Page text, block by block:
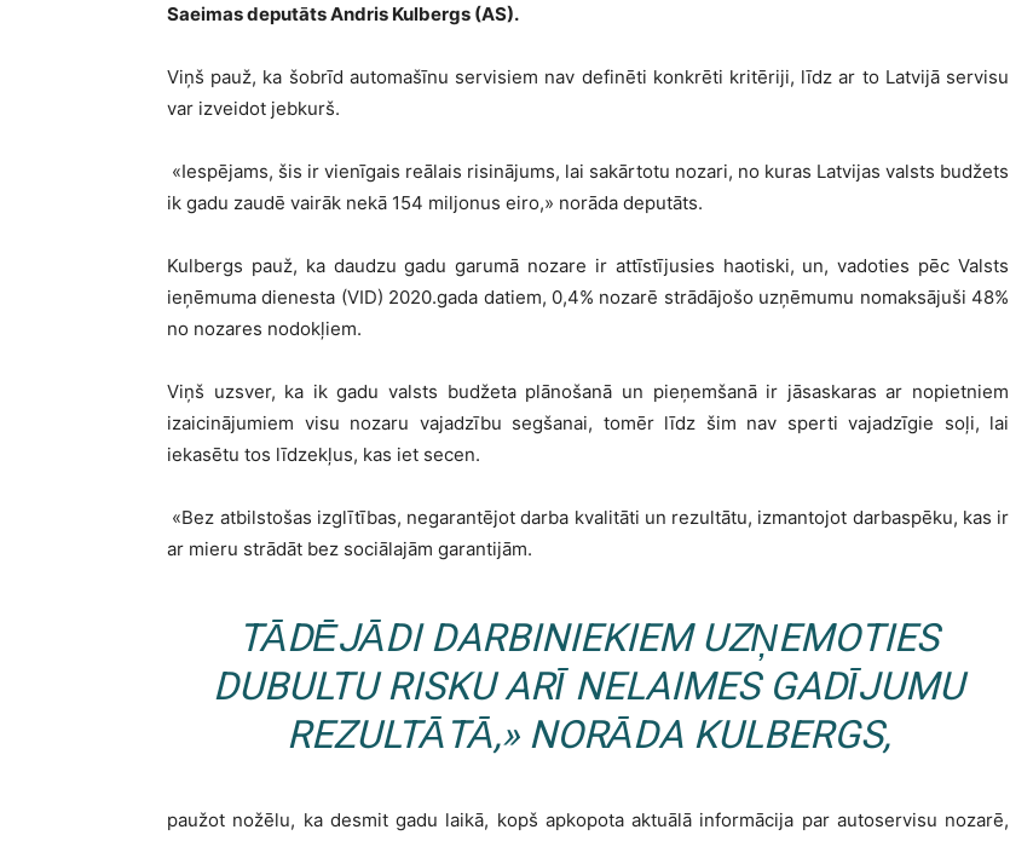
Saeimas deputāts Andris Kulbergs (AS).
Viņš pauž, ka šobrīd automašīnu servisiem nav definēti konkrēti kritēriji, līdz ar to Latvijā servisu
var izveidot jebkurš.
«Iespējams, šis ir vienīgais reālais risinājums, lai sakārtotu nozari, no kuras Latvijas valsts budžets
ik gadu zaudē vairāk nekā 154 miljonus eiro,» norāda deputāts.
Kulbergs pauž, ka daudzu gadu garumā nozare ir attīstījusies haotiski, un, vadoties pēc Valsts
ieņēmuma dienesta (VID) 2020.gada datiem, 0,4% nozarē strādājošo uzņēmumu nomaksājuši 48%
no nozares nodokļiem.
Viņš uzsver, ka ik gadu valsts budžeta plānošanā un pieņemšanā ir jāsaskaras ar nopietniem
izaicinājumiem visu nozaru vajadzību segšanai, tomēr līdz šim nav sperti vajadzīgie soļi, lai
iekasētu tos līdzekļus, kas iet secen.
«Bez atbilstošas izglītības, negarantējot darba kvalitāti un rezultātu, izmantojot darbaspēku, kas ir
ar mieru strādāt bez sociālajām garantijām.
TĀDĒJĀDI DARBINIEKIEM UZŅEMOTIES
DUBULTU RISKU ARĪ NELAIMES GADĪJUMU
REZULTĀTĀ,»NORĀDA KULBERGS,
paužot nožēlu, ka desmit gadu laikā, kopš apkopota aktuālā informācija par autoservisu nozarē,